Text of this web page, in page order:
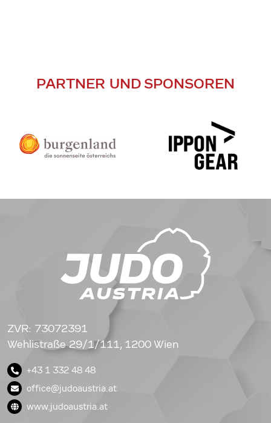
PARTNER UND SPONSOREN
ZVR: 73072391
Wehlistraße 29/1/111, 1200 Wien
+43 1 332 48 48
office@judoaustria.at
www.judoaustria.at